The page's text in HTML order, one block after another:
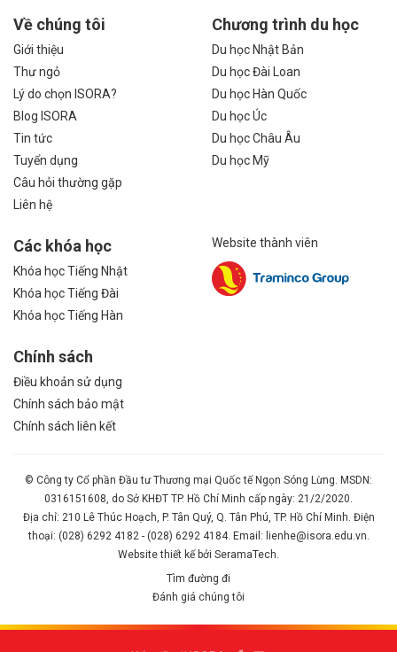
Về chúng tôi
Giới thiệu
Thư ngỏ
Lý do chọn ISORA?
Blog ISORA
Tin tức
Tuyển dụng
Câu hỏi thường gặp
Liên hệ
Chương trình du học
Du học Nhật Bản
Du học Đài Loan
Du học Hàn Quốc
Du học Úc
Du học Châu Âu
Du học Mỹ
Các khóa học
Khóa học Tiếng Nhật
Khóa học Tiếng Đài
Khóa học Tiếng Hàn
Chính sách
Điều khoản sử dụng
Chính sách bảo mật
Chính sách liên kết
Website thành viên
© Công ty Cổ phần Đầu tư Thương mại Quốc tế Ngọn Sóng Lừng. MSDN:
0316151608, do Sở KHĐT TP. Hồ Chí Minh cấp ngày: 21/2/2020.
Địa chỉ: 210 Lê Thúc Hoạch, P. Tân Quý, Q. Tân Phú, TP. Hồ Chí Minh. Điện
thoại: (028) 6292 4182 - (028) 6292 4184. Email: lienhe@isora.edu.vn.
Website thiết kế bởi SeramaTech.
Tìm đường đi
Đánh giá chúng tôi